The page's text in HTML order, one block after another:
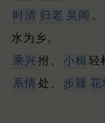
时清 归老 吴阊 。
水为乡。
乘兴 拊、 小楫 轻
系情 处、 步屧 花